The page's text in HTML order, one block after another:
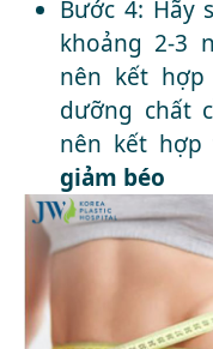
Bước 4: Hãy
khoảng 2-3
nên kết
dưỡng chất
nên kết hợp
giảm béo